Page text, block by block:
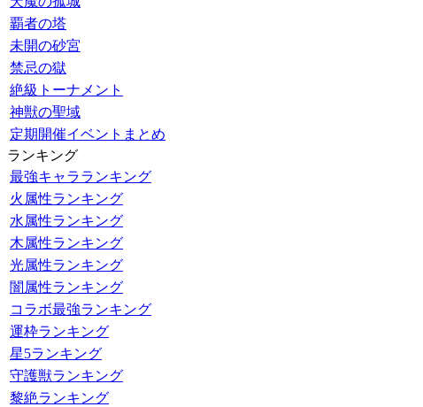
覇者の塔
未開の砂宮
禁忌の獄
絶級トーナメント
神獣の聖域
定期開催イベントまとめ
ランキング
最強キャラランキング
火属性ランキング
水属性ランキング
木属性ランキング
光属性ランキング
闇属性ランキング
コラボ最強ランキング
運枠ランキング
星5ランキング
守護獣ランキング
黎絶ランキング